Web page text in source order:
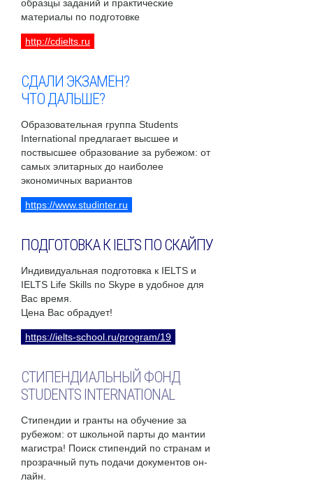
образцы заданий и практические
материалы по подготовке
http://cdielts.ru
СДАЛИ ЭКЗАМЕН?
ЧТО ДАЛЬШЕ?
Образовательная группа Students
International предлагает высшее и
поствысшее образование за рубежом: от
самых элитарных до наиболее
экономичных вариантов
https://www.studinter.ru
ПОДГОТОВКА К IELTS ПО СКАЙПУ
Индивидуальная подготовка к IELTS и
IELTS Life Skills по Skype в удобное для
Вас время.
Цена Вас обрадует!
https://ielts-school.ru/program/19
СТИПЕНДИАЛЬНЫЙ ФОНД
STUDENTS INTERNATIONAL
Стипендии и гранты на обучение за
рубежом: от школьной парты до мантии
магистра! Поиск стипендий по странам и
прозрачный путь подачи документов он-
лайн.